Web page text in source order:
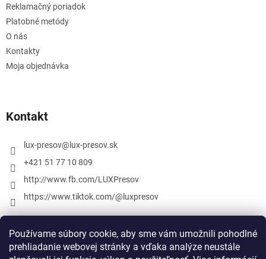
Používame súbory cookie, aby sme vám umožnili pohodlné
prehliadanie webovej stránky a vďaka analýze neustále
Reklamačný poriadok
Platobné metódy
O nás
Kontakty
Moja objednávka
Kontakt
lux-presov@ lux-presov.sk
+421 51 77 10 809
http://www.fb.com/LUXPresov
https://www.tiktok.com/@luxpresov